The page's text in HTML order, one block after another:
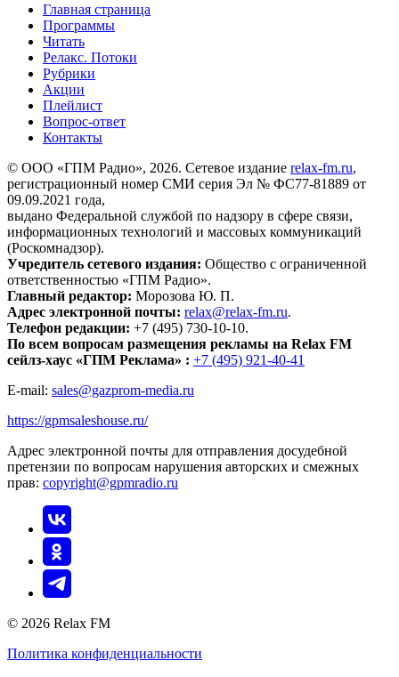
Главная страница
Программы
Читать
Релакс. Потоки
Рубрики
Акции
Плейлист
Вопрос-ответ
Контакты
© ООО «ГПМ Радио», 2026. Сетевое издание relax-fm.ru,
регистрационный номер СМИ серия Эл № ФС77-81889 от
09.09.2021 года,
выдано Федеральной службой по надзору в сфере связи,
информационных технологий и массовых коммуникаций
(Роскомнадзор).
Учредитель сетевого издания: Общество с ограниченной
ответственностью «ГПМ Радио».
Главный редактор: Морозова Ю. П.
Адрес электронной почты: relax@relax-fm.ru.
Телефон редакции: +7 (495) 730-10-10.
По всем вопросам размещения рекламы на Relax FM
сейлз-хаус «ГПМ Реклама» : +7 (495) 921-40-41
E-mail: sales@gazprom-media.ru
https://gpmsaleshouse.ru/
Адрес электронной почты для отправления досудебной
претензии по вопросам нарушения авторских и смежных
прав: copyright@gpmradio.ru
© 2026 Relax FM
Политика конфиденциальности